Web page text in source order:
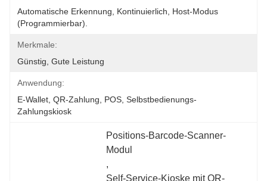
Automatische Erkennung, Kontinuierlich, Host-Modus
(programmierbar).
Merkmale:
Günstig, Gute Leistung
Anwendung:
E-Wallet, QR-Zahlung, POS, Selbstbedienungs-
Zahlungskiosk
Positions-Barcode-Scanner-
Modul
,
Self-Service-Kioske mit QR-